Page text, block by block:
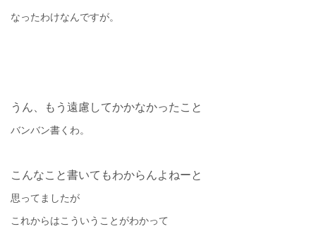
なったわけなんですが。
うん、もう遠慮してかかなかったこと
バンバン書くわ。
こんなこと書いてもわからんよねーと
思ってましたが
これからはこういうことがわかって